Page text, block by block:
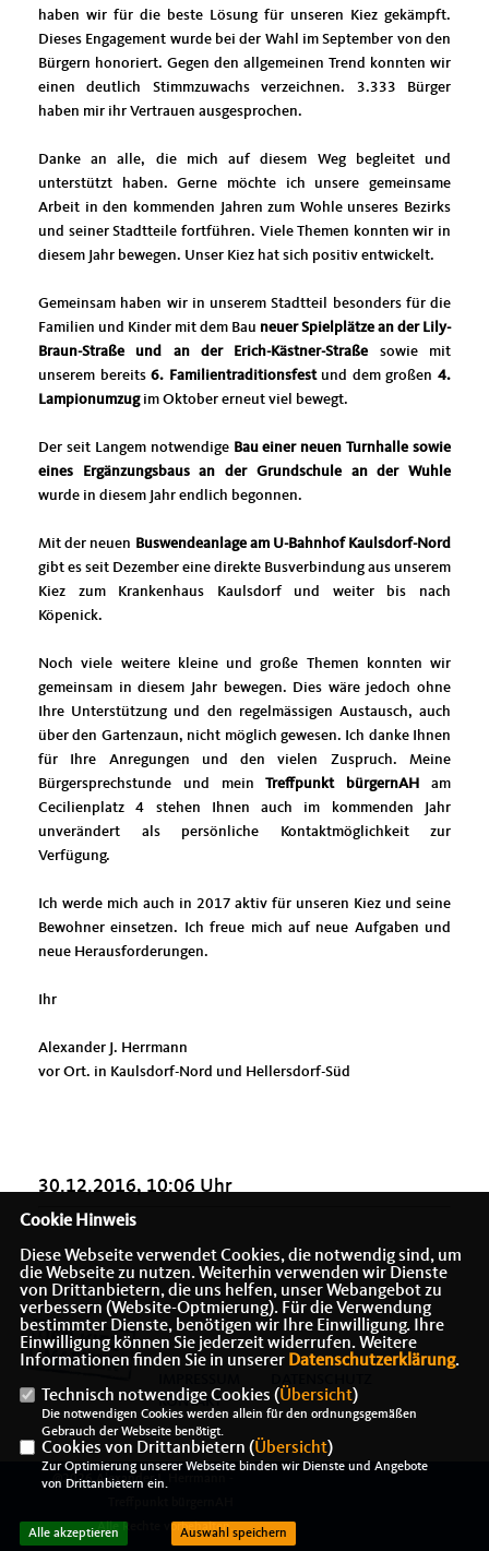
haben wir für die beste Lösung für unseren Kiez gekämpft.
Dieses Engagement wurde bei der Wahl im September von den
Bürgern honoriert. Gegen den allgemeinen Trend konnten wir
einen deutlich Stimmzuwachs verzeichnen. 3.333 Bürger
haben mir ihr Vertrauen ausgesprochen.
Danke an alle, die mich auf diesem Weg begleitet und
unterstützt haben. Gerne möchte ich unsere gemeinsame
Arbeit in den kommenden Jahren zum Wohle unseres Bezirks
und seiner Stadtteile fortführen. Viele Themen konnten wir in
diesem Jahr bewegen. Unser Kiez hat sich positiv entwickelt.
Gemeinsam haben wir in unserem Stadtteil besonders für die
Familien und Kinder mit dem Bau neuer Spielplätze an der Lily-
Braun-Straße und an der Erich-Kästner-Straße sowie mit
unserem bereits6. Familientraditionsfestund dem großen4.
Lampionumzugim Oktober erneut viel bewegt.
Der seit Langem notwendige Bau einer neuen Turnhalle sowie
eines Ergänzungsbaus an der Grundschule an der Wuhle
wurde in diesem Jahr endlich begonnen.
Mit der neuen Buswendeanlage am U-Bahnhof Kaulsdorf-Nord
gibt es seit Dezember eine direkte Busverbindung aus unserem
Kiez zum Krankenhaus Kaulsdorf und weiter bis nach
Köpenick.
Noch viele weitere kleine und große Themen konnten wir
gemeinsam in diesem Jahr bewegen. Dies wäre jedoch ohne
Ihre Unterstützung und den regelmässigen Austausch, auch
über den Gartenzaun, nicht möglich gewesen. Ich danke Ihnen
für Ihre Anregungen und den vielen Zuspruch. Meine
Bürgersprechstunde und meinTreffpunkt bürgernAH am
Cecilienplatz 4 stehen Ihnen auch im kommenden Jahr
unverändert als persönliche Kontaktmöglichkeit zur
Verfügung.
Ich werde mich auch in 2017 aktiv für unseren Kiez und seine
Bewohner einsetzen. Ich freue mich auf neue Aufgaben und
neue Herausforderungen.
Ihr
Alexander J. Herrmann
vor Ort. in Kaulsdorf-Nord und Hellersdorf-Süd
30.12.2016, 10:06 Uhr
KONTAKT
@2026 Alexander J. Herrmann -
Alle Rechte vorbehalten.
Cookie Hinweis
Diese Webseite verwendet Cookies, die notwendig sind, um
die Webseite zu nutzen. Weiterhin verwenden wir Dienste
von Drittanbietern, die uns helfen, unser Webangebot zu
verbessern (Website-Optmierung). Für die Verwendung
bestimmter Dienste, benötigen wir Ihre Einwilligung. Ihre
Einwilligung können Sie jederzeit widerrufen. Weitere
Informationen finden Sie in unserer Datenschutzerklärung.
Technisch notwendige Cookies (Übersicht)
Die notwendigen Cookies werden allein für den ordnungsgemäßen
Gebrauch der Webseite benötigt.
Cookies von Drittanbietern (Übersicht)
Zur Optimierung unserer Webseite binden wir Dienste und Angebote
von Drittanbietern ein.
Alle akzeptieren Auswahl speichern